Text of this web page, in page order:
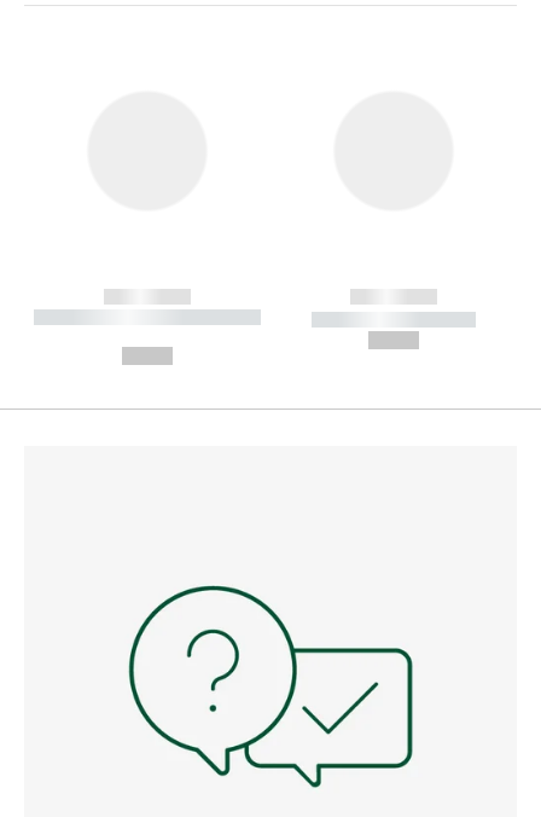
------------
----------- ----------- --------
------------
----------- -----------